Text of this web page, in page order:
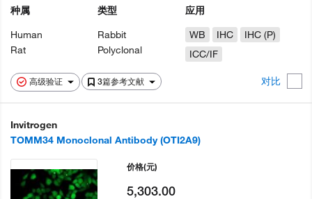
高级验证 3篇参考文献 对比
种属
Human
Rat
类型
Rabbit
Polyclonal
应用
WB
IHC
IHC (P)
ICC/IF
Invitrogen
TOMM34 Monoclonal Antibody (OTI2A9)
价格(元)
5,303.00